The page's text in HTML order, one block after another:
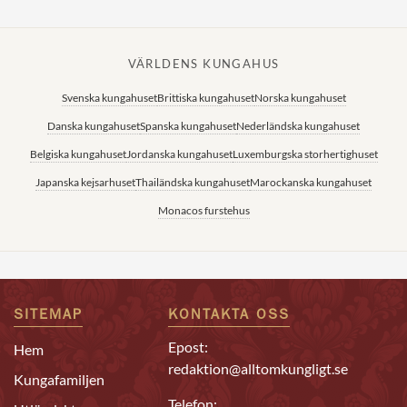
VÄRLDENS KUNGAHUS
Svenska kungahusetBrittiska kungahusetNorska kungahuset
Danska kungahusetSpanska kungahusetNederländska kungahuset
Belgiska kungahusetJordanska kungahusetLuxemburgska storhertighuset
Japanska kejsarhusetThailändska kungahusetMarockanska kungahuset
Monacos furstehus
SITEMAP
Hem
Kungafamiljen
KONTAKTA OSS
Epost:
redaktion@alltomkungligt.se